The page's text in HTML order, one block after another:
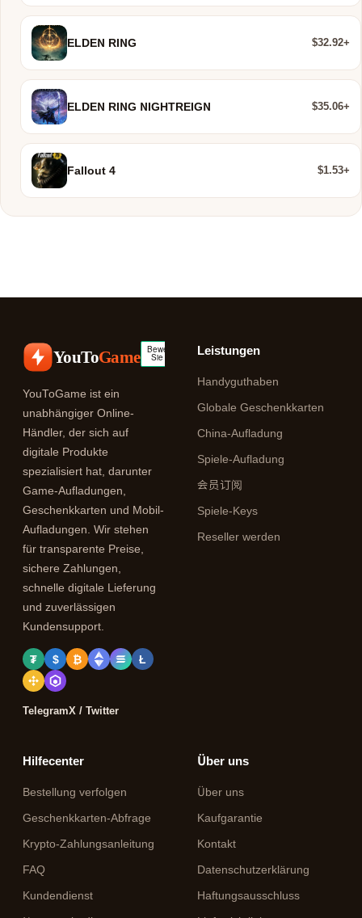
ELDEN RING $32.92+
ELDEN RING NIGHTREIGN $35.06+
Fallout 4 $1.53+
YouToGame
YouToGame ist ein
unabhängiger Online-
Händler, der sich auf
digitale Produkte
spezialisiert hat, darunter
Game-Aufladungen,
Geschenkkarten und Mobil-
Aufladungen. Wir stehen
für transparente Preise,
sichere Zahlungen,
schnelle digitale Lieferung
und zuverlässigen
Kundensupport.
₮ $ ₿ Ł
TelegramX / Twitter
Leistungen
Handyguthaben
Globale Geschenkkarten
China-Aufladung
Spiele-Aufladung
会员订阅
Spiele-Keys
Reseller werden
Hilfecenter
Bestellung verfolgen
Geschenkkarten-Abfrage
Krypto-Zahlungsanleitung
FAQ
Kundendienst
Über uns
Über uns
Kaufgarantie
Kontakt
Datenschutzerklärung
Haftungsausschluss